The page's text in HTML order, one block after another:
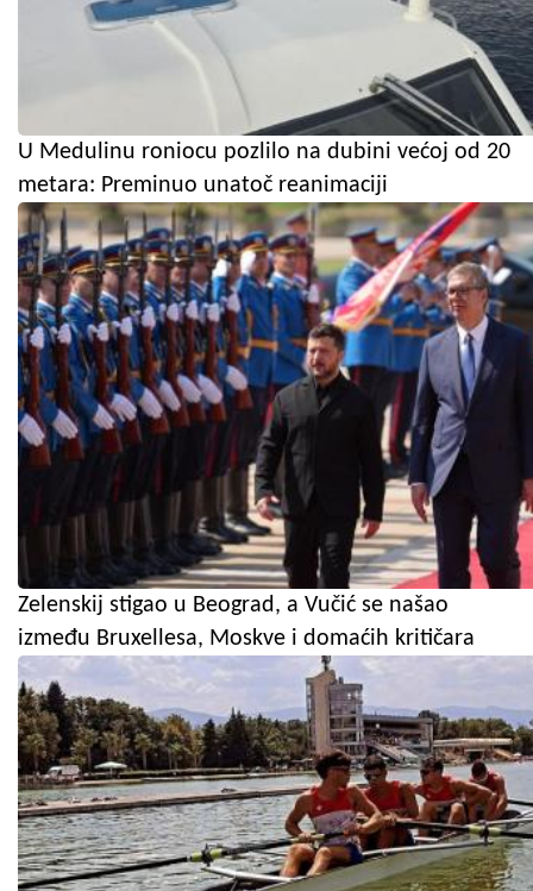
U Medulinu roniocu pozlilo na dubini većoj od 20
metara: Preminuo unatoč reanimaciji
Zelenskij stigao u Beograd, a Vučić se našao
između Bruxellesa, Moskve i domaćih kritičara